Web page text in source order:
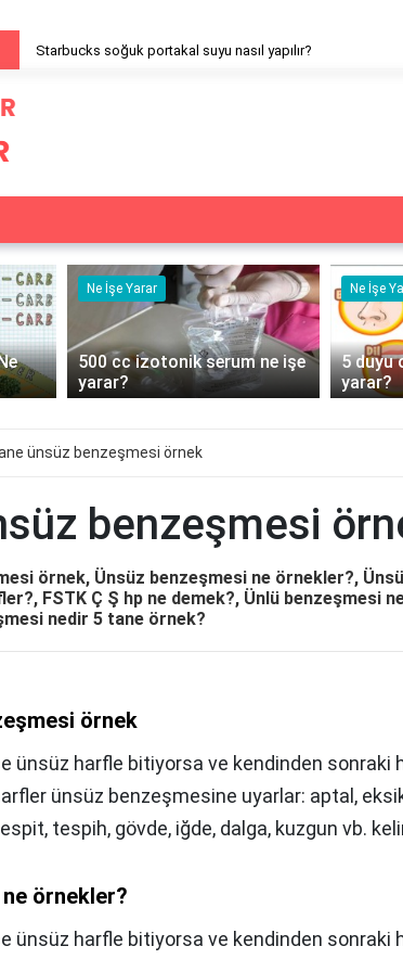
Starbucks soğuk portakal suyu nasıl yapılır?
Ne İşe Yarar
500 cc izotonik serum ne işe
yarar?
Ne İşe
5 duyu
yarar?
ünsüz benzeşmesi örnek
benzeşmesi
örnek, Ünsüz benzeşmesi ne örnekler?,
FSTK Ç Ş hp ne demek?, Ünlü benzeşmesi
nedir 5 tane örnek?
örnek
ünsüz harfle bitiyorsa ve kendinden sonraki
ünsüz benzeşmesine uyarlar: aptal,
tespih, gövde, iğde, dalga, kuzgun vb.
örnekler?
ünsüz harfle bitiyorsa ve kendinden sonraki